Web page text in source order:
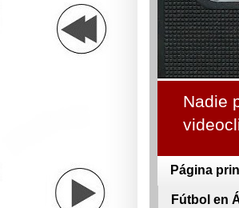
Nadie
Página
Fútbol en